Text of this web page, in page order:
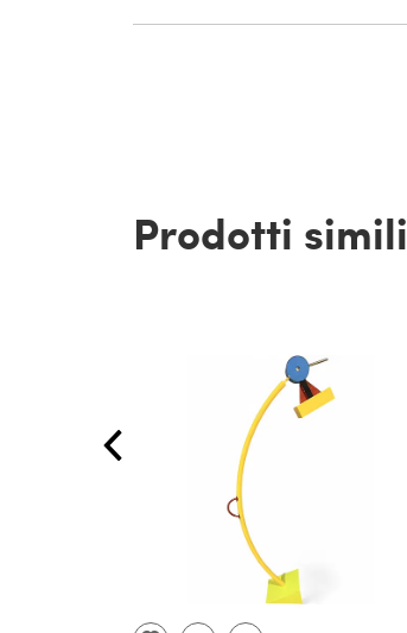
Prodotti simili